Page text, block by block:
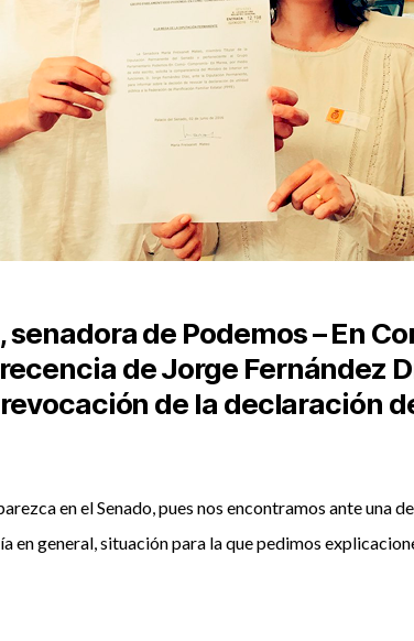
de Podemos – En
de Jorge Fernández
de la declaración
en el Senado, pues nos encontramos ante una
en general, situación para la que pedimos